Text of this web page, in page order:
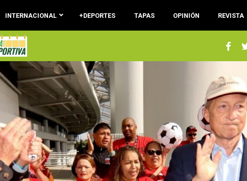
INTERNACIONAL +DEPORTES TAPAS OPINIÓN REVISTA